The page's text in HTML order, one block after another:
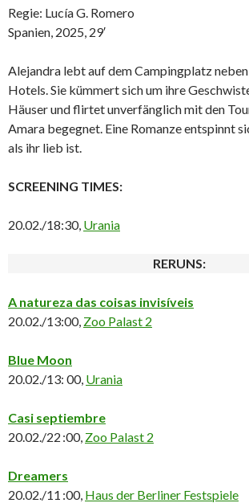
Regie: Lucía G. Romero
Spanien, 2025, 29′
Alejandra lebt auf dem Campingplatz
Hotels. Sie kümmert sich um ihre
Häuser und flirtet unverfänglich mit den
Amara begegnet. Eine Romanze entspinnt
als ihr lieb ist.
SCREENING TIMES:
20.02./18:30, Urania
RERUNS:
A natureza das coisas invisíveis
20.02./13:00, Zoo Palast 2
Blue Moon
20.02./13: 00, Urania
Casi septiembre
20.02./22 :00, Zoo Palast 2
Dreamers
20.02./11 :00, Haus der Berliner Festspiele